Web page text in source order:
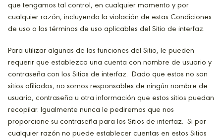
que tengamos tal control, en cualquier momento y por
cualquier razón, incluyendo la violación de estas Condiciones
de uso o los términos de uso aplicables del Sitio de interfaz.
Para utilizar algunas de las funciones del Sitio, le pueden
requerir que establezca una cuenta con nombre de usuario y
contraseña con los Sitios de interfaz. Dado que estos no son
sitios afiliados, no somos responsables de ningún nombre de
usuario, contraseña u otra información que estos sitios puedan
recopilar. Igualmente nunca le pediremos que nos
proporcione su contraseña para los Sitios de interfaz. Si por
cualquier razón no puede establecer cuentas en estos Sitios